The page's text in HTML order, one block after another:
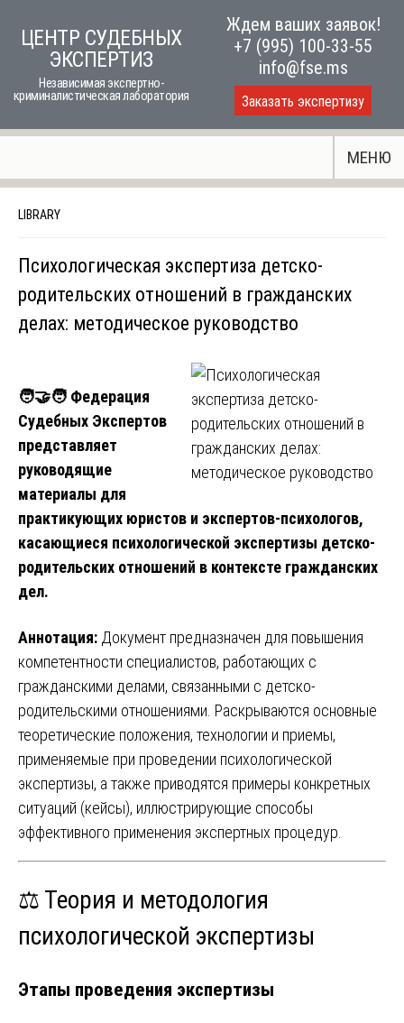
ЦЕНТР СУДЕБНЫХ
ЭКСПЕРТИЗ
Независимая экспертно-
криминалистическая лаборатория
Ждем ваших заявок!
+7 (995) 100-33-55
info@fse.ms
Заказать экспертизу
МЕНЮ
LIBRARY
Психологическая экспертиза детско-
родительских отношений в гражданских
делах: методическое руководство
🧑‍🤝‍🧑 Федерация
Судебных Экспертов
представляет
руководящие
материалы для
практикующих юристов и экспертов-психологов,
касающиеся психологической экспертизы детско-
родительских отношений в контексте гражданских
дел.
Аннотация: Документ предназначен для повышения
компетентности специалистов, работающих с
гражданскими делами, связанными с детско-
родительскими отношениями. Раскрываются основные
теоретические положения, технологии и приемы,
применяемые при проведении психологической
экспертизы, а также приводятся примеры конкретных
ситуаций (кейсы), иллюстрирующие способы
эффективного применения экспертных процедур.
⚖️ Теория и методология
психологической экспертизы
Этапы проведения экспертизы